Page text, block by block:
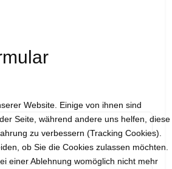
Website. Einige von ihnen sind
Seite, während andere uns helfen, diese
zu verbessern (Tracking Cookies).
ob Sie die Cookies zulassen möchten.
einer Ablehnung womöglich nicht mehr